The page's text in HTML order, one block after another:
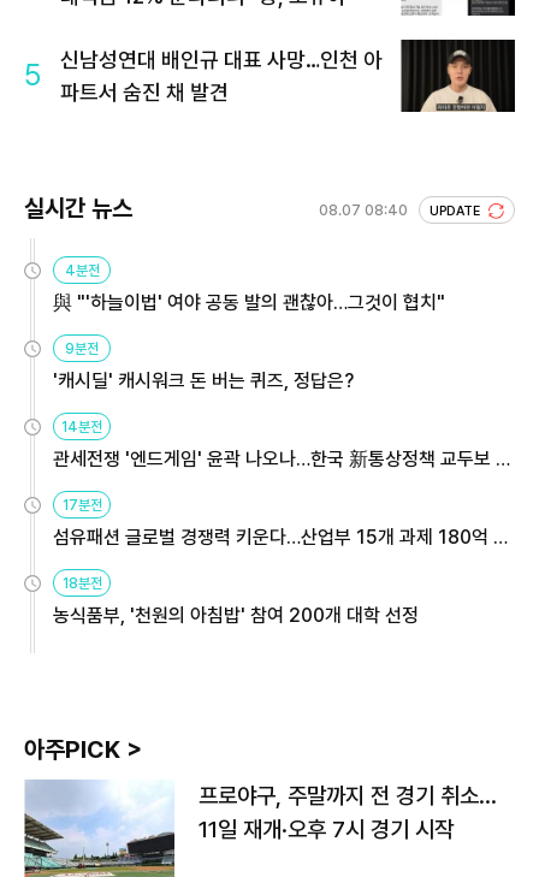
5
신남성연대 배인규 대표 사망…인천 아
파트서 숨진 채 발견
실시간 뉴스 08.07 08:40 UPDATE
4분전
與 "'하늘이법' 여야 공동 발의 괜찮아…그것이 협치"
9분전
'캐시딜' 캐시워크 돈 버는 퀴즈, 정답은?
14분전
관세전쟁 '엔드게임' 윤곽 나오나…한국 新통상정책 교두보 활
17분전
섬유패션 글로벌 경쟁력 키운다…산업부 15개 과제 180억 지
18분전
농식품부, '천원의 아침밥' 참여 200개 대학 선정
아주PICK >
프로야구, 주말까지 전 경기 취소…
11일 재개·오후 7시 경기 시작